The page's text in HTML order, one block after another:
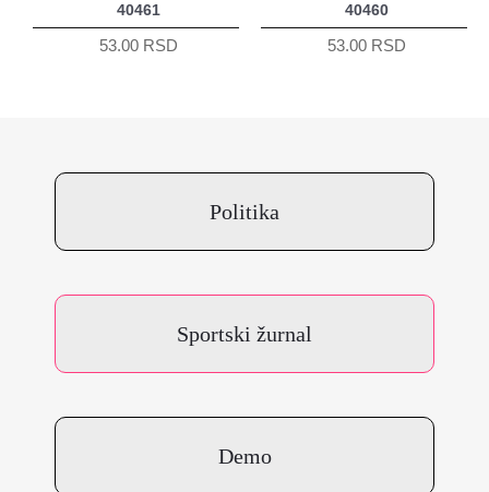
40461
53.00 RSD
40460
53.00 RSD
Politika
Sportski žurnal
Demo